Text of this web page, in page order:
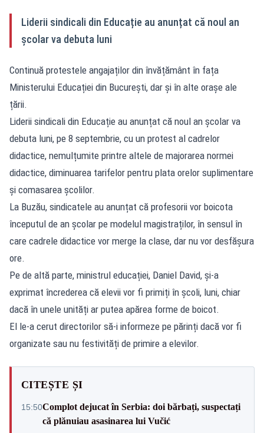
Liderii sindicali din Educație au anunțat că noul an
școlar va debuta luni
Continuă protestele angajaților din învățământ în fața
Ministerului Educației din București, dar și în alte orașe ale
țării.
Liderii sindicali din Educație au anunțat că noul an școlar va
debuta luni, pe 8 septembrie, cu un protest al cadrelor
didactice, nemulțumite printre altele de majorarea normei
didactice, diminuarea tarifelor pentru plata orelor suplimentare
și comasarea școlilor.
La Buzău, sindicatele au anunțat că profesorii vor boicota
începutul de an școlar pe modelul magistraților, în sensul în
care cadrele didactice vor merge la clase, dar nu vor desfășura
ore.
Pe de altă parte, ministrul educației, Daniel David, și-a
exprimat încrederea că elevii vor fi primiți în școli, luni, chiar
dacă în unele unități ar putea apărea forme de boicot.
El le-a cerut directorilor să-i informeze pe părinți dacă vor fi
organizate sau nu festivități de primire a elevilor.
CITEȘTE ȘI
15:50Complot dejucat în Serbia: doi bărbați, suspectați
că plănuiau asasinarea lui Vučić